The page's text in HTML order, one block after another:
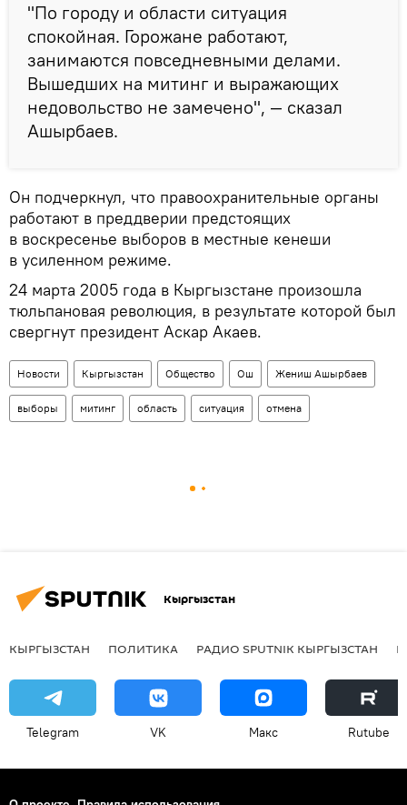
"По городу и области ситуация
спокойная. Горожане работают,
занимаются повседневными делами.
Вышедших на митинг и выражающих
недовольство не замечено", — сказал
Ашырбаев.
Он подчеркнул, что правоохранительные органы
работают в преддверии предстоящих
в воскресенье выборов в местные кенеши
в усиленном режиме.
24 марта 2005 года в Кыргызстане произошла
тюльпановая революция, в результате которой был
свергнут президент Аскар Акаев.
Новости Кыргызстан Общество Ош Жениш Ашырбаев
выборы митинг область ситуация отмена
Кыргызстан
КЫРГЫЗСТАН ПОЛИТИКА РАДИО SPUTNIK КЫРГЫЗСТАН
Telegram VK Макс Rutube